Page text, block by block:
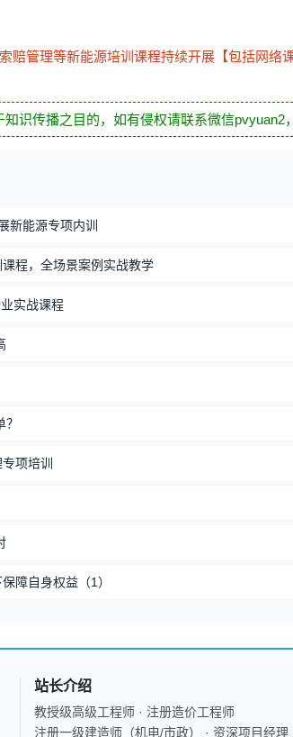
管理等新能源培训课程持续开展【包括网络
识传播之目的，如有侵权请联系微信pvyuan2
新能源专项内训
程，全场景案例实战教学
实战课程
项培训
障自身权益（1）
站长介绍
教授级高级工程师 · 注册造价工程师
注册一级建造师（机电/市政） · 资深项目经理